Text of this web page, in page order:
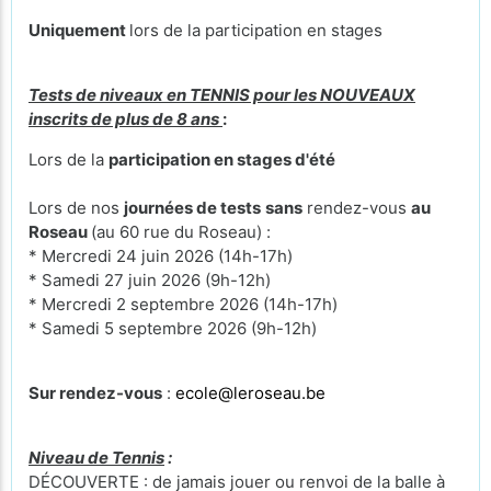
Uniquement lors de la participation en stages
Tests de niveaux en TENNIS pour les NOUVEAUX
inscrits de plus de 8 ans :
Lors de la participation en stages d'été
Lors de nos journées de tests sans rendez-vous au
Roseau (au 60 rue du Roseau) :
* Mercredi 24 juin 2026 (14h-17h)
* Samedi 27 juin 2026 (9h-12h)
* Mercredi 2 septembre 2026 (14h-17h)
* Samedi 5 septembre 2026 (9h-12h)
Sur rendez-vous : ecole@leroseau.be
Niveau de Tennis:
DÉCOUVERTE : de jamais jouer ou renvoi de la balle à